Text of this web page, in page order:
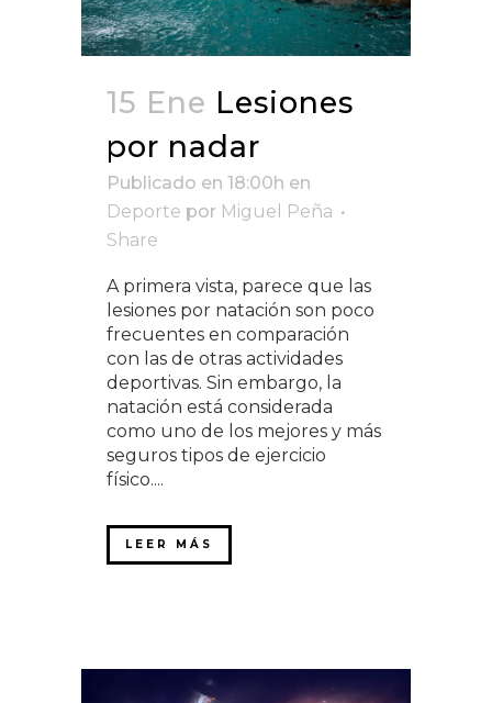
15 Ene Lesiones
por nadar
Publicado en 18:00h en
Deporte por Miguel Peña
Share
A primera vista, parece que las
lesiones por natación son poco
frecuentes en comparación
con las de otras actividades
deportivas. Sin embargo, la
natación está considerada
como uno de los mejores y más
seguros tipos de ejercicio
físico....
LEER MÁS